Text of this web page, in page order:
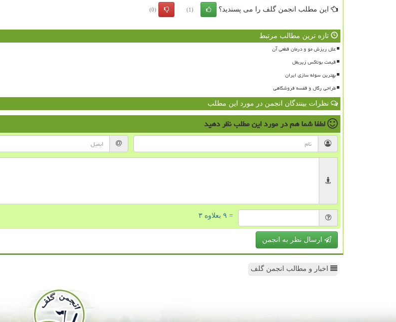
این مطلب انجمن گلف را می پسندید؟ (1)
(0)
تازه ترین مطالب مرتبط
علل ریزش مو و درمان قطعی آن
قیمت بوتاکس زیربغل
بهترین سوله سازی ایران
طراحی رگال و قفسه فروشگاهی
نظرات بینندگان انجمن در مورد این مطلب
لطفا شما همدر مورد این مطلبنظر دهید
= ۹ بعلاوه ۳
ارسال نظر به انجمن
اخبار و مطالب انجمن گلف